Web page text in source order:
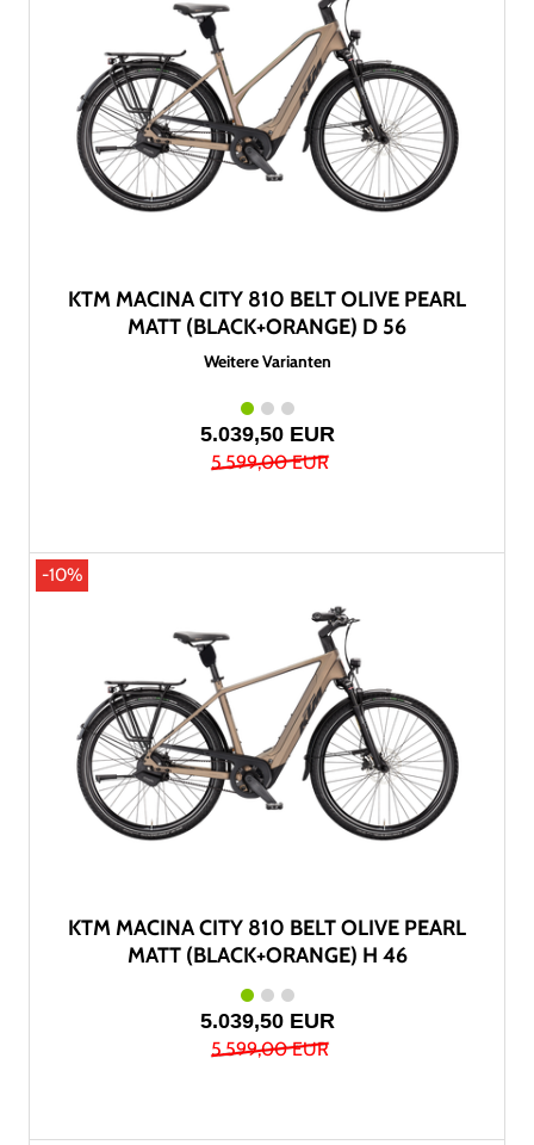
KTM MACINA CITY 810 BELT OLIVE PEARL
MATT (BLACK+ORANGE) D 56
Weitere Varianten
5.039,50 EUR
5.599,00 EUR
-10%
KTM MACINA CITY 810 BELT OLIVE PEARL
MATT (BLACK+ORANGE) H 46
5.039,50 EUR
5.599,00 EUR